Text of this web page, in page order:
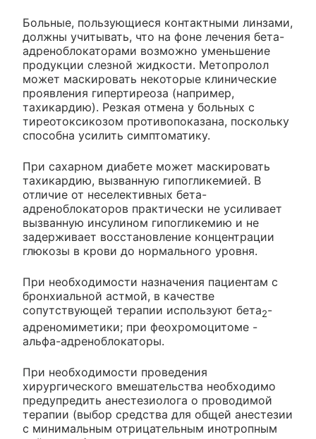
Больные, пользующиеся контактными линзами,
должны учитывать, что на фоне лечения бета-
адреноблокаторами возможно уменьшение
продукции слезной жидкости. Метопролол
может маскировать некоторые клинические
проявления гипертиреоза (например,
тахикардию). Резкая отмена у больных с
тиреотоксикозом противопоказана, поскольку
способна усилить симптоматику.
При сахарном диабете может маскировать
тахикардию, вызванную гипогликемией. В
отличие от неселективных бета-
адреноблокаторов практически не усиливает
вызванную инсулином гипогликемию и не
задерживает восстановление концентрации
глюкозы в крови до нормального уровня.
При необходимости назначения пациентам с
бронхиальной астмой, в качестве
сопутствующей терапии используют бета2-
адреномиметики; при феохромоцитоме -
альфа-адреноблокаторы.
При необходимости проведения
хирургического вмешательства необходимо
предупредить анестезиолога о проводимой
терапии (выбор средства для общей анестезии
с минимальным отрицательным инотропным